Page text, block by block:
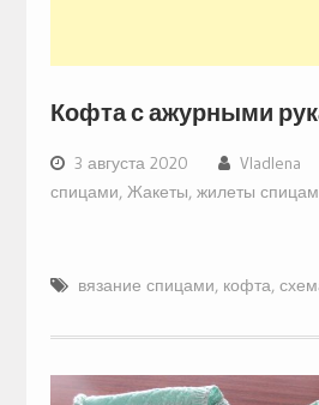
Кофта с ажурными
3 августа 2020 Vladlena
спицами, Жакеты, жилеты
вязание спицами, кофта,